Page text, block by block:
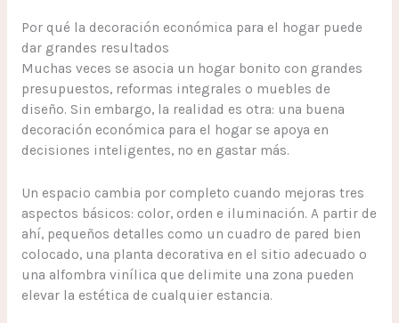
Por qué la decoración económica para el hogar puede
dar grandes resultados
Muchas veces se asocia un hogar bonito con grandes
presupuestos, reformas integrales o muebles de
diseño. Sin embargo, la realidad es otra: una buena
decoración económica para el hogar se apoya en
decisiones inteligentes, no en gastar más.
Un espacio cambia por completo cuando mejoras tres
aspectos básicos: color, orden e iluminación. A partir de
ahí, pequeños detalles como un cuadro de pared bien
colocado, una planta decorativa en el sitio adecuado o
una alfombra vinílica que delimite una zona pueden
elevar la estética de cualquier estancia.